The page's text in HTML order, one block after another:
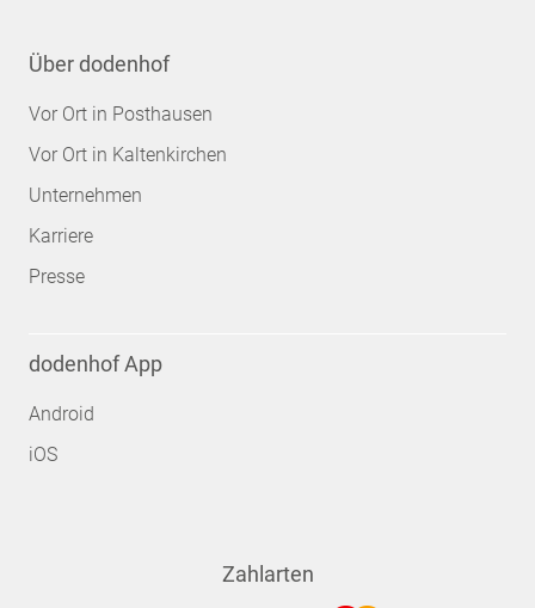
Über dodenhof
Vor Ort in Posthausen
Vor Ort in Kaltenkirchen
Unternehmen
Karriere
Presse
dodenhof App
Android
iOS
Zahlarten